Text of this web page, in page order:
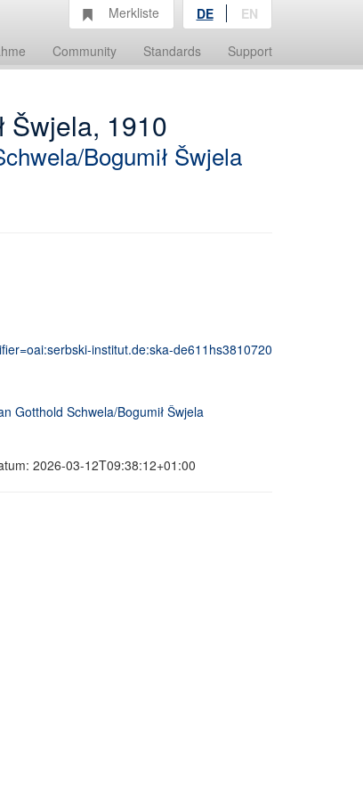
Community Standards Support
Merkliste DE EN
Šwjela, 1910
Bogumił Šwjela
institut.de:ska-de611hs3810720
Gotthold Schwela/Bogumił Šwjela
2026-03-12T09:38:12+01:00